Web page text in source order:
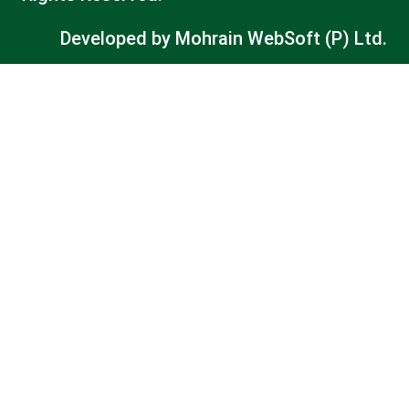
Developed by Mohrain WebSoft (P) Ltd.